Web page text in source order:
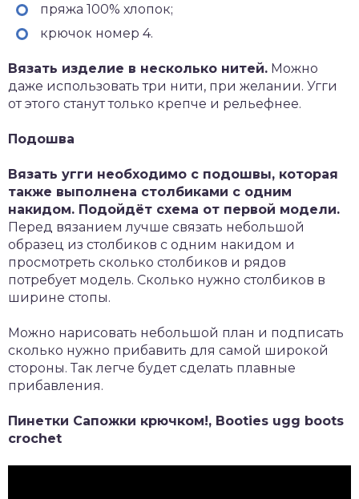
пряжа 100% хлопок;
крючок номер 4.
Вязать изделие в несколько нитей. Можно
даже использовать три нити, при желании. Угги
от этого станут только крепче и рельефнее.
Подошва
Вязать угги необходимо с подошвы, которая
также выполнена столбиками с одним
накидом. Подойдёт схема от первой модели.
Перед вязанием лучше связать небольшой
образец из столбиков с одним накидом и
просмотреть сколько столбиков и рядов
потребует модель. Сколько нужно столбиков в
ширине стопы.
Можно нарисовать небольшой план и подписать
сколько нужно прибавить для самой широкой
стороны. Так легче будет сделать плавные
прибавления.
Пинетки Сапожки крючком!, Booties ugg boots
crochet